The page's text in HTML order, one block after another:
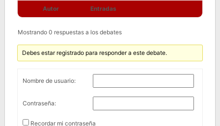
Autor Entradas
Mostrando 0 respuestas a los debates
Debes estar registrado para responder a este debate.
Nombre de usuario:
Contraseña:
Recordar mi contraseña